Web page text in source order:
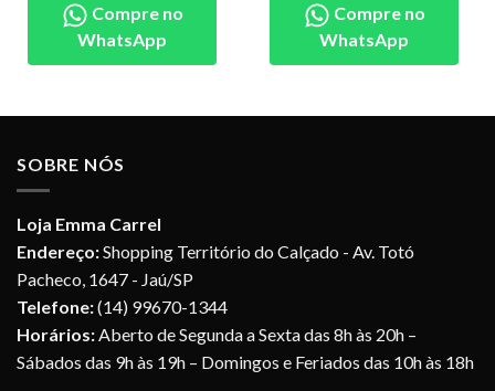
Compre no
WhatsApp
Compre no
WhatsApp
SOBRE NÓS
Loja Emma Carrel
Endereço:Shopping Território do Calçado - Av. Totó
Pacheco, 1647 - Jaú/SP
Telefone:(14) 99670-1344
Horários:Aberto de Segunda a Sexta das 8h às 20h –
Sábados das 9h às 19h – Domingos e Feriados das 10h às 18h